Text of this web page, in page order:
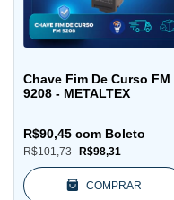
Chave Fim De Curso FM
9208 - METALTEX
R$101,73 R$98,31
R$90,45 com Boleto
COMPRAR